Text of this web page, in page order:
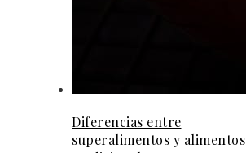
Diferencias entre
superalimentos y alimentos